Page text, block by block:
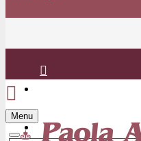
Регистрация
Menu